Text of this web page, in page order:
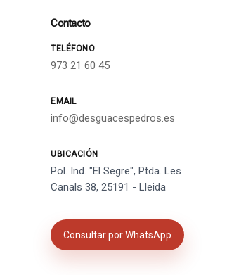
Contacto
TELÉFONO
973 21 60 45
EMAIL
info@desguacespedros.es
UBICACIÓN
Pol. Ind. "El Segre", Ptda. Les
Canals 38, 25191 - Lleida
Consultar por WhatsApp